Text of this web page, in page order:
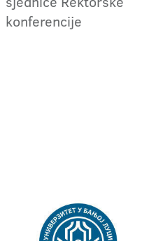
konferencije